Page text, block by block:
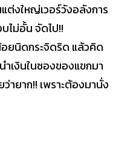
ต่งใหญ่เวอร์วังอลังการ
ไม่อั้น จัดไป!!
ยนิดกระจิดริด แล้วคิด
เงินในซองของแขกมา
ายาก!! เพราะต้องมานั่ง